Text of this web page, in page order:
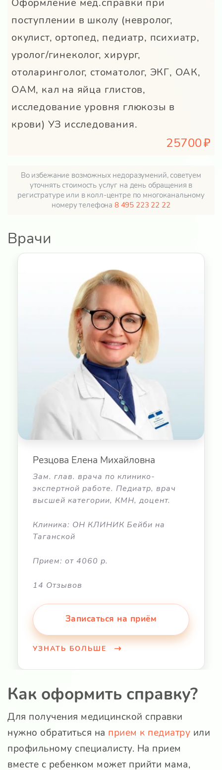
Оформление мед.справки при
поступлении в школу (невролог,
окулист, ортопед, педиатр, психиатр,
уролог/гинеколог, хирург,
отоларинголог, стоматолог, ЭКГ, ОАК,
ОАМ, кал на яйца глистов,
исследование уровня глюкозы в
крови) УЗ исследования.
25700
Во избежание возможных недоразумений, советуем
уточнять стоимость услуг на день обращения в
регистратуре или в колл-центре по многоканальному
номеру телефона 8 495 223 22 22
Врачи
Резцова Елена Михайловна
Зам. глав. врача по клинико-
экспертной работе. Педиатр, врач
высшей категории, КМН, доцент.
Клиника: ОН КЛИНИК Бейби на
Таганской
Прием: от 4060 р.
14 Отзывов
Записаться на приём
УЗНАТЬ БОЛЬШЕ
Как оформить справку?
Для получения медицинской справки
нужно обратиться на прием к педиатру или
профильному специалисту. На прием
вместе с ребенком может прийти мама,